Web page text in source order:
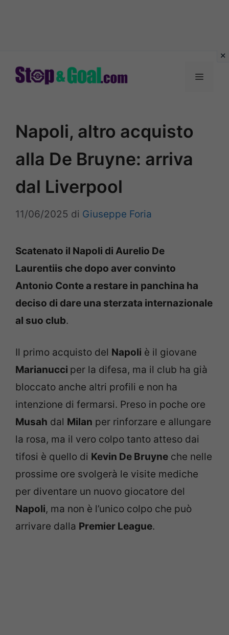
Menu
Napoli, altro acquisto
alla De Bruyne: arriva
dal Liverpool
11/06/2025 di Giuseppe Foria
Scatenato il Napoli di Aurelio De
Laurentiis che dopo aver convinto
Antonio Conte a restare in panchina ha
deciso di dare una sterzata internazionale
al suo club.
Il primo acquisto del Napoli è il giovane
Marianucci per la difesa, ma il club ha già
bloccato anche altri profili e non ha
intenzione di fermarsi. Preso in poche ore
Musah dal Milan per rinforzare e allungare
la rosa, ma il vero colpo tanto atteso dai
tifosi è quello di Kevin De Bruyne che nelle
prossime ore svolgerà le visite mediche
per diventare un nuovo giocatore del
Napoli, ma non è l’unico colpo che può
arrivare dalla Premier League.